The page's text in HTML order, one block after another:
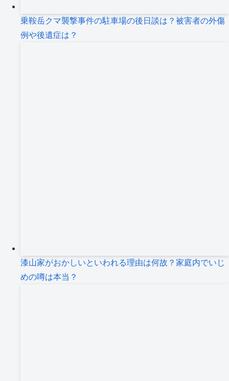
乗鞍岳クマ襲撃事件の駐車場の後日談は？被害者の外傷
例や後遺症は？
漆山家がおかしいといわれる理由は何故？家庭内でいじ
めの噂は本当？